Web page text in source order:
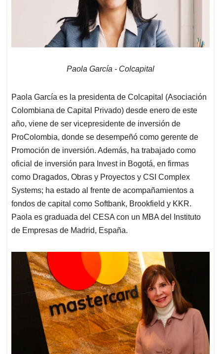
Paola García - Colcapital
Paola García es la presidenta de Colcapital (Asociación
Colombiana de Capital Privado) desde enero de este
año, viene de ser vicepresidente de inversión de
ProColombia, donde se desempeñó como gerente de
Promoción de inversión. Además, ha trabajado como
oficial de inversión para Invest in Bogotá, en firmas
como Dragados, Obras y Proyectos y CSI Complex
Systems; ha estado al frente de acompañamientos a
fondos de capital como Softbank, Brookfield y KKR.
Paola es graduada del CESA con un MBA del Instituto
de Empresas de Madrid, España.